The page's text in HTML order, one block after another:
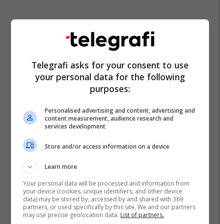
Pastrimi Thika Sapun
Telegrafi asks for your consent to use
your personal data for the following
purposes:
Personalised advertising and content, advertising and
content measurement, audience research and
services development
Store and/or access information on a device
Learn more
Your personal data will be processed and information from
your device (cookies, unique identifiers, and other device
data) may be stored by, accessed by and shared with 369
partners, or used specifically by this site. We and our partners
may use precise geolocation data. List of partners.